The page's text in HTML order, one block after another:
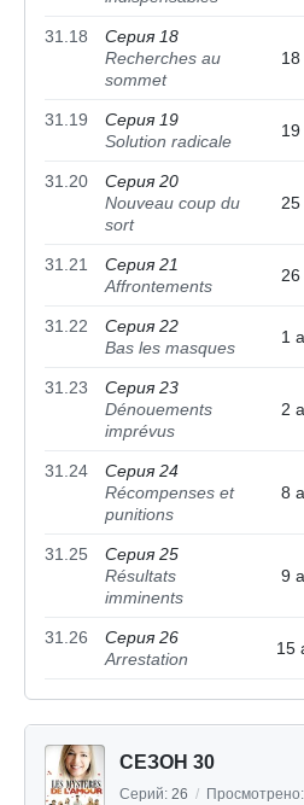
31.18
Серия 18
Recherches au
sommet
31.19
Серия 19
Solution radicale
31.20
Серия 20
Nouveau coup du
sort
25
31.21
Серия 21
Affrontements
26
31.22
Серия 22
Bas les masques
1
31.23
Серия 23
Dénouements
imprévus
2
31.24
Серия 24
Récompenses et
punitions
8
31.25
Серия 25
Résultats
imminents
9
31.26
Серия 26
Arrestation
15
СЕЗОН 30
Серий: 26 / Просмотрено: